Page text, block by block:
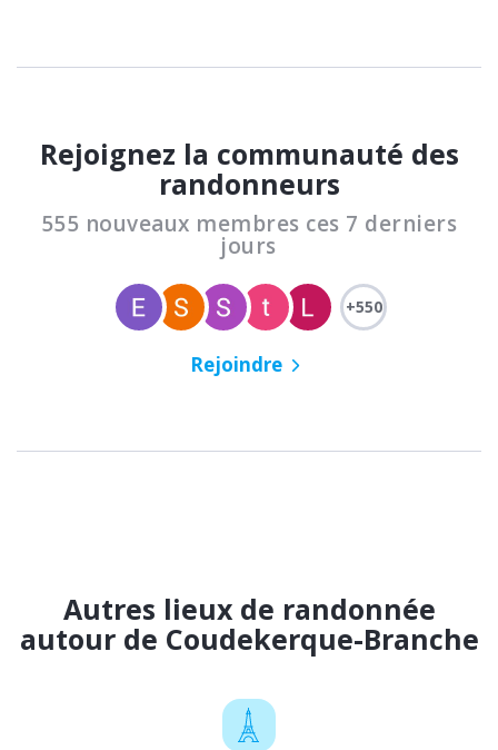
Rejoignez la communauté des
randonneurs
555 nouveaux membres ces 7 derniers
jours
+550
Rejoindre
Autres lieux de randonnée
autour de Coudekerque-Branche